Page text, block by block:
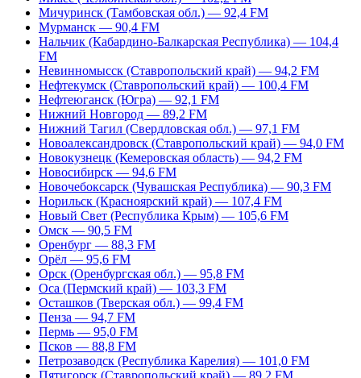
Мичуринск (Тамбовская обл.) — 92,4 FM
Мурманск — 90,4 FM
Нальчик (Кабардино-Балкарская Республика) — 104,4
FM
Невинномысск (Ставропольский край) — 94,2 FM
Нефтекумск (Ставропольский край) — 100,4 FM
Нефтеюганск (Югра) — 92,1 FM
Нижний Новгород — 89,2 FM
Нижний Тагил (Свердловская обл.) — 97,1 FM
Новоалександровск (Ставропольский край) — 94,0 FM
Новокузнецк (Кемеровская область) — 94,2 FM
Новосибирск — 94,6 FM
Новочебоксарск (Чувашская Республика) — 90,3 FM
Норильск (Красноярский край) — 107,4 FM
Новый Свет (Республика Крым) — 105,6 FM
Омск — 90,5 FM
Оренбург — 88,3 FM
Орёл — 95,6 FM
Орск (Оренбургская обл.) — 95,8 FM
Оса (Пермский край) — 103,3 FM
Осташков (Тверская обл.) — 99,4 FM
Пенза — 94,7 FM
Пермь — 95,0 FM
Псков — 88,8 FM
Петрозаводск (Республика Карелия) — 101,0 FM
Пятигорск (Ставропольский край) — 89,2 FM